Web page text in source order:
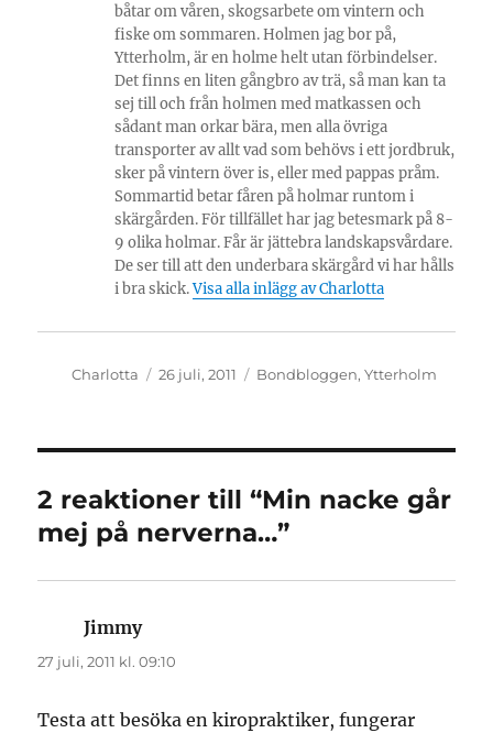
båtar om våren, skogsarbete om vintern och
fiske om sommaren. Holmen jag bor på,
Ytterholm, är en holme helt utan förbindelser.
Det finns en liten gångbro av trä, så man kan ta
sej till och från holmen med matkassen och
sådant man orkar bära, men alla övriga
transporter av allt vad som behövs i ett jordbruk,
sker på vintern över is, eller med pappas pråm.
Sommartid betar fåren på holmar runtom i
skärgården. För tillfället har jag betesmark på 8-
9 olika holmar. Får är jättebra landskapsvårdare.
De ser till att den underbara skärgård vi har hålls
i bra skick.Visa alla inlägg av Charlotta
Författare
Charlotta
Publicerat
26 juli, 2011 Kategorier
Bondbloggen,Ytterholm
2 reaktioner till “Min nacke går
mej på nerverna…”
Jimmyskriver:
27 juli, 2011 kl. 09:10
Testa att besöka en kiropraktiker, fungerar